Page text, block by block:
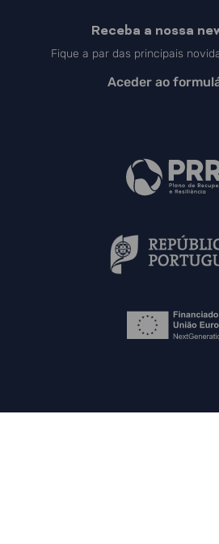
Receba a nossa
Fique a par das principais
Aceder ao